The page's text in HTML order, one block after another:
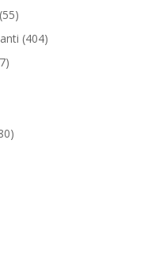
5555
prodotti
404404
157
280